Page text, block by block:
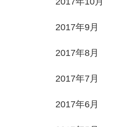
2017年9月
2017年8月
2017年7月
2017年6月